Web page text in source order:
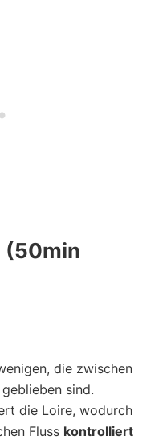
(50min
die zwischen
sind.
die Loire, wodurch
Fluss kontrolliert